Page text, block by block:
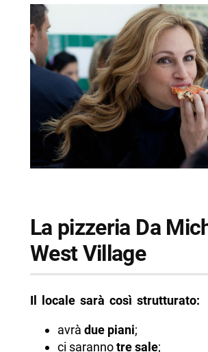
La pizzeria Da
West Village
Il locale sarà così strutturato:
avrà due piani;
ci sarannotre sale;